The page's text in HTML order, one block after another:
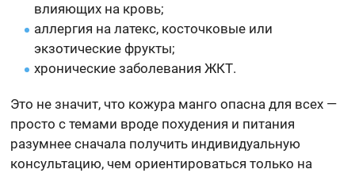
влияющих на кровь;
аллергия на латекс, косточковые или
экзотические фрукты;
хронические заболевания ЖКТ.
Это не значит, что кожура манго опасна для всех —
просто с темами вроде похудения и питания
разумнее сначала получить индивидуальную
консультацию, чем ориентироваться только на